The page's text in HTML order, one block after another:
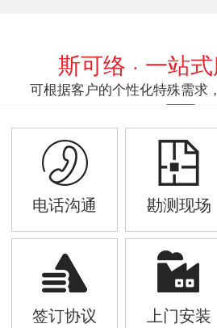
斯可络 · 一站
可根据客户的个性化特殊需求
电话沟通 勘测现场
签订协议 上门安装